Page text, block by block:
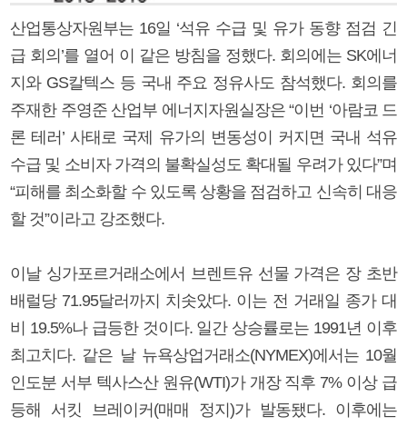
산업통상자원부는 16일 ‘석유 수급 및 유가 동향 점검 긴
급 회의’를 열어 이 같은 방침을 정했다. 회의에는 SK에너
지와 GS칼텍스 등 국내 주요 정유사도 참석했다. 회의를
주재한 주영준 산업부 에너지자원실장은 “이번 ‘아람코 드
론 테러’ 사태로 국제 유가의 변동성이 커지면 국내 석유
수급 및 소비자 가격의 불확실성도 확대될 우려가 있다”며
“피해를 최소화할 수 있도록 상황을 점검하고 신속히 대응
할 것”이라고 강조했다.
이날 싱가포르거래소에서 브렌트유 선물 가격은 장 초반
배럴당 71.95달러까지 치솟았다. 이는 전 거래일 종가 대
비 19.5%나 급등한 것이다. 일간 상승률로는 1991년 이후
최고치다. 같은 날 뉴욕상업거래소(NYMEX)에서는 10월
인도분 서부 텍사스산 원유(WTI)가 개장 직후 7% 이상 급
등해 서킷 브레이커(매매 정지)가 발동됐다. 이후에는